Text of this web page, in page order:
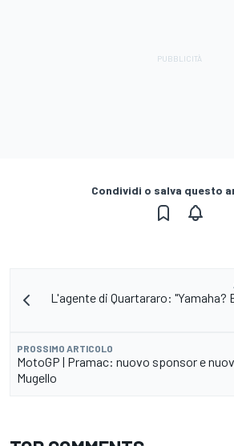
Condividi o salva questo
L'agente di Quartararo: "Yamaha?
PROSSIMO ARTICOLO
MotoGP | Pramac: nuovo sponsor e
Mugello